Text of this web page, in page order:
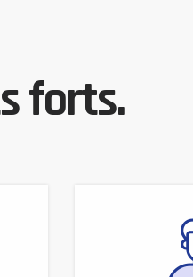
forts.